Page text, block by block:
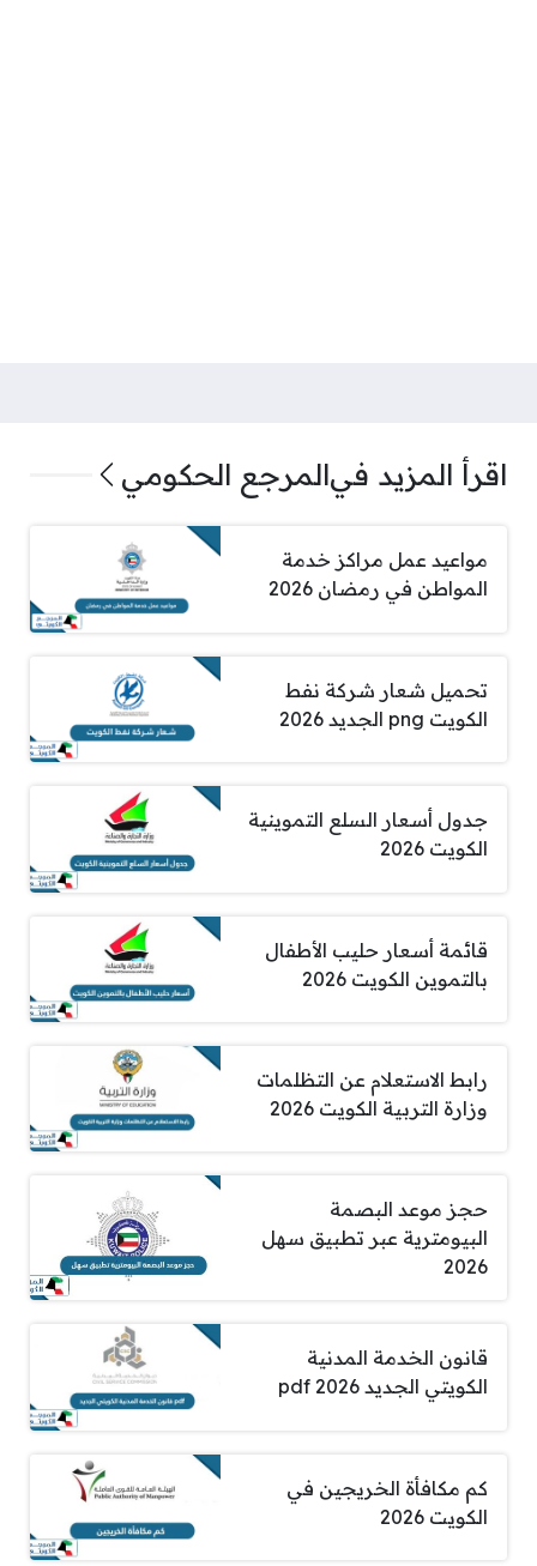
اقرأ المزيد فيالمرجع الحكومي
مواعيد عمل مراكز خدمة
المواطن في رمضان 2026
تحميل شعار شركة نفط
الكويت png الجديد 2026
جدول أسعار السلع التموينية
الكويت 2026
قائمة أسعار حليب الأطفال
بالتموين الكويت 2026
رابط الاستعلام عن التظلمات
وزارة التربية الكويت 2026
حجز موعد البصمة
البيومترية عبر تطبيق سهل
2026
قانون الخدمة المدنية
الكويتي الجديد pdf 2026
كم مكافأة الخريجين في
الكويت 2026